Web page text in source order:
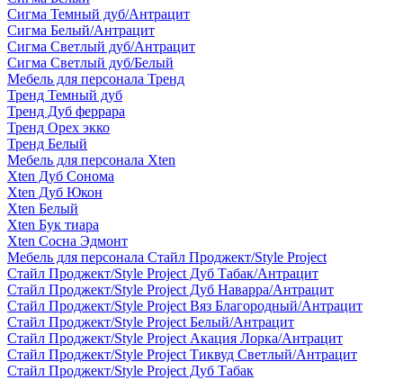
Сигма Темный дуб/Антрацит
Сигма Белый/Антрацит
Сигма Светлый дуб/Антрацит
Сигма Светлый дуб/Белый
Мебель для персонала Тренд
Тренд Темный дуб
Тренд Дуб феррара
Тренд Орех экко
Тренд Белый
Мебель для персонала Xten
Xten Дуб Сонома
Xten Дуб Юкон
Xten Белый
Xten Бук тиара
Xten Сосна Эдмонт
Мебель для персонала Стайл Проджект/Style Project
Стайл Проджект/Style Project Дуб Табак/Антрацит
Стайл Проджект/Style Project Дуб Наварра/Антрацит
Стайл Проджект/Style Project Вяз Благородный/Антрацит
Стайл Проджект/Style Project Белый/Антрацит
Стайл Проджект/Style Project Акация Лорка/Антрацит
Стайл Проджект/Style Project Тиквуд Светлый/Антрацит
Стайл Проджект/Style Project Дуб Табак